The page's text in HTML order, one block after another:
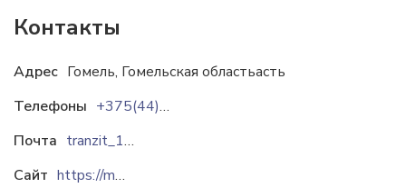
Контакты
Адрес Гомель, Гомельская областьасть
Телефоны
+375(44)511-21-11
Почта
tranzit_1992@mail.ru
Сайт
https://metallokonstrukcii.by